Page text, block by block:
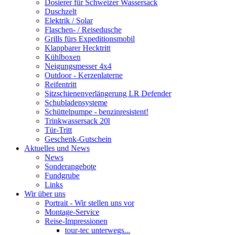
Dosierer für Schweizer Wassersack
Duschzelt
Elektrik / Solar
Flaschen- / Reisedusche
Grills fürs Expeditionsmobil
Klappbarer Hecktritt
Kühlboxen
Neigungsmesser 4x4
Outdoor - Kerzenlaterne
Reifentritt
Sitzschienenverlängerung LR Defender
Schubladensysteme
Schüttelpumpe - benzinresistent!
Trinkwassersack 20l
Tür-Tritt
Geschenk-Gutschein
Aktuelles und News
News
Sonderangebote
Fundgrube
Links
Wir über uns
Portrait - Wir stellen uns vor
Montage-Service
Reise-Impressionen
tour-tec unterwegs...